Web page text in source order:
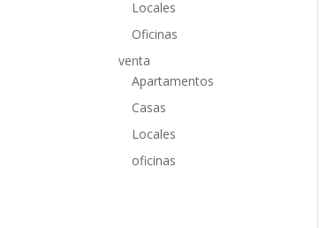
Locales
Oficinas
venta
Apartamentos
Casas
Locales
oficinas